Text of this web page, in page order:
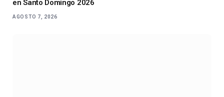
en Santo Domingo 2026
AGOSTO 7, 2026